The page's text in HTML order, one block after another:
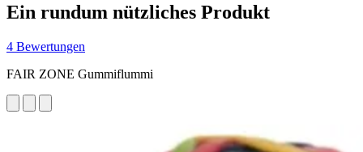
Ein rundum nützliches Produkt
4 Bewertungen
FAIR ZONE Gummiflummi